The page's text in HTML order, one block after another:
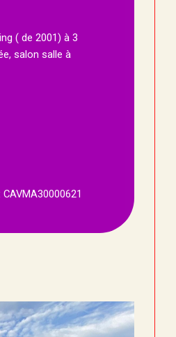
( de 2001) à 3
salon salle à
CAVMA30000621